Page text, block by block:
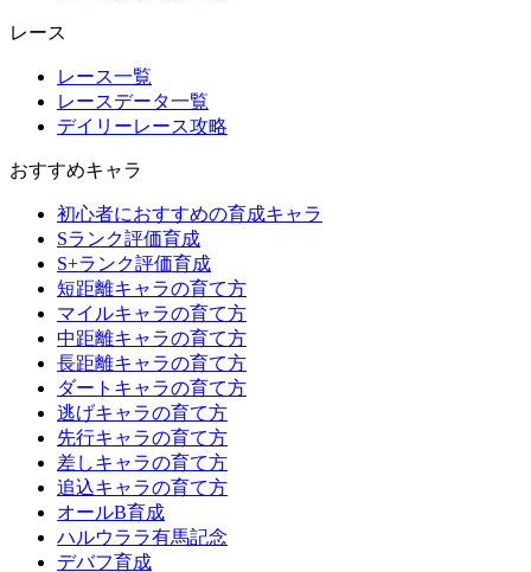
レース
レース一覧
レースデータ一覧
デイリーレース攻略
おすすめキャラ
初心者におすすめの育成キャラ
Sランク評価育成
S+ランク評価育成
短距離キャラの育て方
マイルキャラの育て方
中距離キャラの育て方
長距離キャラの育て方
ダートキャラの育て方
逃げキャラの育て方
先行キャラの育て方
差しキャラの育て方
追込キャラの育て方
オールB育成
ハルウララ有馬記念
デバフ育成